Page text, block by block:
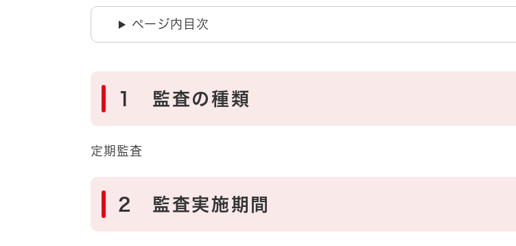
国際交流
ページ内目次
1 監査の種類
定期監査
2 監査実施期間